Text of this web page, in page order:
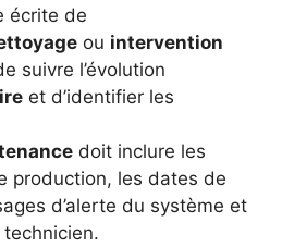
écrite de
ou intervention
suivre l’évolution
et d’identifier les
doit inclure les
production, les dates de
d’alerte du système et